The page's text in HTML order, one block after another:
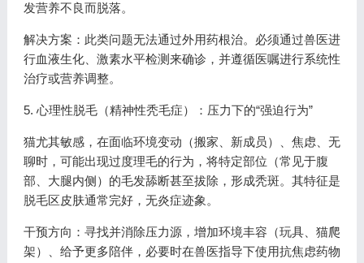
发营养不良而脱落。
解决方案：此类问题无法通过外用药根治。必须通过兽医进
行血液生化、激素水平检测来确诊，并遵循医嘱进行系统性
治疗或营养调整。
5. 心理性脱毛（精神性秃毛症）：压力下的“强迫行为”
猫尤其敏感，在面临环境变动（搬家、新成员）、焦虑、无
聊时，可能出现过度理毛的行为，将特定部位（常见于腹
部、大腿内侧）的毛发舔断甚至拔除，形成秃斑。其特征是
脱毛区皮肤通常完好，无炎症迹象。
干预方向：寻找并消除压力源，增加环境丰容（玩具、猫爬
架）、给予更多陪伴，必要时在兽医指导下使用抗焦虑药物